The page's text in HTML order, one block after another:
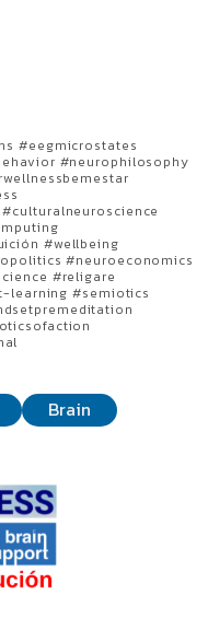
#eegmicrostates
#neurophilosophy
#wellbeing
#neuroeconomics
#religare
learning #semiotics
Brain